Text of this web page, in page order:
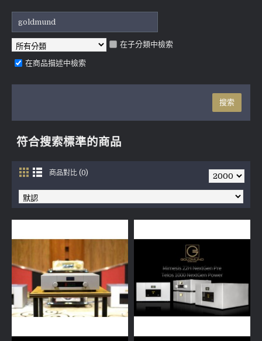
在子分類中檢索
在商品描述中檢索
符合搜索標準的商品
商品對比 (0)